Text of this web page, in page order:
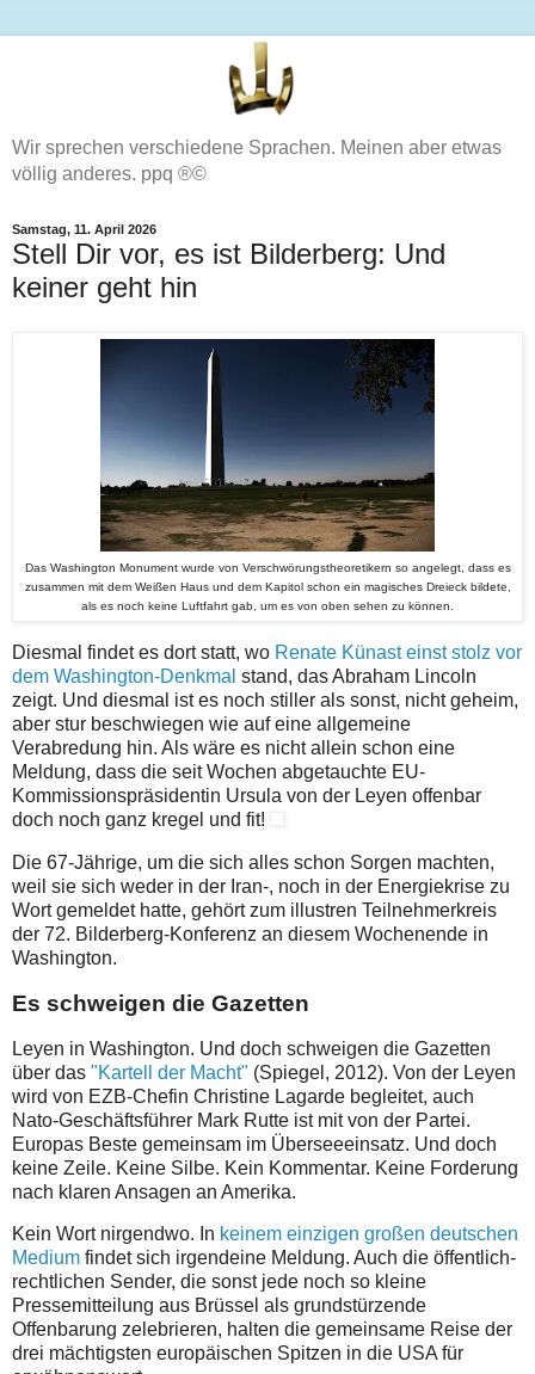
Wir sprechen verschiedene Sprachen. Meinen aber etwas
völlig anderes. ppq ®©
Samstag, 11. April 2026
Stell Dir vor, es ist Bilderberg: Und
keiner geht hin
Das Washington Monument wurde von Verschwörungstheoretikern so angelegt, dass es
zusammen mit dem Weißen Haus und dem Kapitol schon ein magisches Dreieck bildete,
als es noch keine Luftfahrt gab, um es von oben sehen zu können.
Diesmal findet es dort statt, wo Renate Künast einst stolz vor
dem Washington-Denkmal stand, das Abraham Lincoln
zeigt. Und diesmal ist es noch stiller als sonst, nicht geheim,
aber stur beschwiegen wie auf eine allgemeine
Verabredung hin. Als wäre es nicht allein schon eine
Meldung, dass die seit Wochen abgetauchte EU-
Kommissionspräsidentin Ursula von der Leyen offenbar
doch noch ganz kregel und fit!
Die 67-Jährige, um die sich alles schon Sorgen machten,
weil sie sich weder in der Iran-, noch in der Energiekrise zu
Wort gemeldet hatte, gehört zum illustren Teilnehmerkreis
der 72. Bilderberg-Konferenz an diesem Wochenende in
Washington.
Es schweigen die Gazetten
Leyen in Washington. Und doch schweigen die Gazetten
über das "Kartell der Macht" (Spiegel, 2012). Von der Leyen
wird von EZB-Chefin Christine Lagarde begleitet, auch
Nato-Geschäftsführer Mark Rutte ist mit von der Partei.
Europas Beste gemeinsam im Überseeeinsatz. Und doch
keine Zeile. Keine Silbe. Kein Kommentar. Keine Forderung
nach klaren Ansagen an Amerika.
Kein Wort nirgendwo. In keinem einzigen großen deutschen
Medium findet sich irgendeine Meldung. Auch die öffentlich-
rechtlichen Sender, die sonst jede noch so kleine
Pressemitteilung aus Brüssel als grundstürzende
Offenbarung zelebrieren, halten die gemeinsame Reise der
drei mächtigsten europäischen Spitzen in die USA für